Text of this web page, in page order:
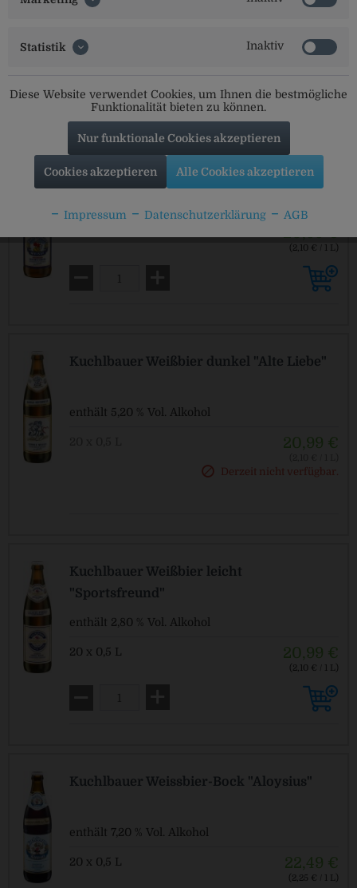
20 x 0,5 L 19,99 €
Kuchlbauer Weissbier alkoholfrei
20,99 €
(2,10 € / 1 L)
Kuchlbauer Weißbier dunkel "Alte Liebe"
enthält 5,20 % Vol. Alkohol
20,99 €
MEHRWEG zzgl. Pfand: 3,10 € *
Derzeit nicht verfügbar.
Kuchlbauer Weißbier leicht
"Sportsfreund"
enthält 2,80 % Vol. Alkohol
20 x 0,5 L 20,99 €
(2,10 € / 1 L)
Kuchlbauer Weissbier-Bock "Aloysius"
enthält 7,20 % Vol. Alkohol
20 x 0,5 L 22,49 €
(2,25 € / 1 L)
Statistik Inaktiv
Diese Website verwendet Cookies, um Ihnen die bestmögliche
Funktionalität bieten zu können.
Nur funktionale Cookies akzeptieren
Cookies akzeptieren Alle Cookies akzeptieren
Impressum Datenschutzerklärung AGB